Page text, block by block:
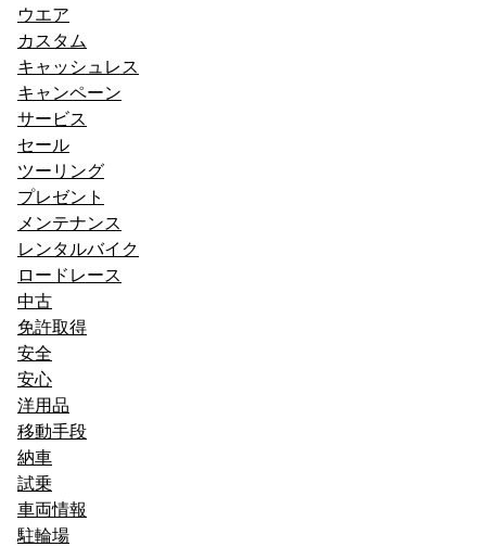
ウエア
カスタム
キャッシュレス
キャンペーン
サービス
セール
ツーリング
プレゼント
メンテナンス
レンタルバイク
ロードレース
中古
免許取得
安全
安心
洋用品
移動手段
納車
試乗
車両情報
駐輪場